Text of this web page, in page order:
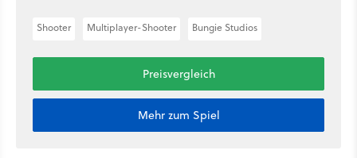
Shooter Multiplayer-Shooter Bungie Studios
Preisvergleich
Mehr zum Spiel